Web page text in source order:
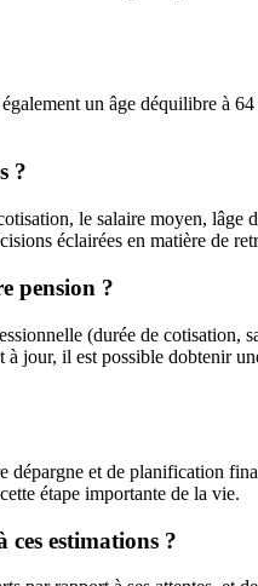
un âge déquilibre à
?
le salaire moyen, lâge
éclairées en matière de
pension ?
(durée de cotisation,
jour, il est possible dobtenir
dépargne et de planification
étape importante de la vie.
estimations ?